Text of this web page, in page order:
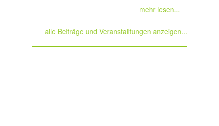
mehr lesen...
alle Beiträge und Veranstalltungen anzeigen...